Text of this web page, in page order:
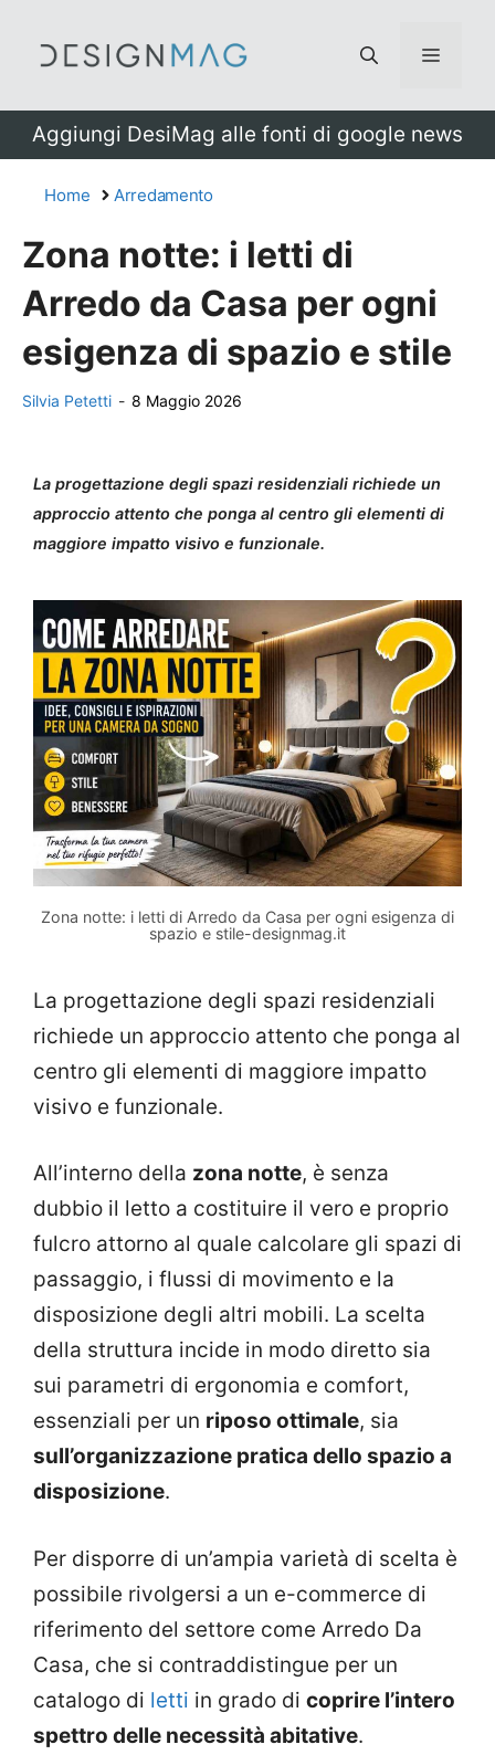
Menu
Aggiungi DesiMag alle fonti di google news
Home Arredamento
Zona notte: i letti di
Arredo da Casa per ogni
esigenza di spazio e stile
Silvia Petetti - 8 Maggio 2026
La progettazione degli spazi residenziali richiede un
approccio attento che ponga al centro gli elementi di
maggiore impatto visivo e funzionale.
Zona notte: i letti di Arredo da Casa per ogni esigenza di
spazio e stile-designmag.it
La progettazione degli spazi residenziali
richiede un approccio attento che ponga al
centro gli elementi di maggiore impatto
visivo e funzionale.
All’interno della zona notte, è senza
dubbio il letto a costituire il vero e proprio
fulcro attorno al quale calcolare gli spazi di
passaggio, i flussi di movimento e la
disposizione degli altri mobili. La scelta
della struttura incide in modo diretto sia
sui parametri di ergonomia e comfort,
essenziali per un riposo ottimale, sia
sull’organizzazione pratica dello spazio a
disposizione.
Per disporre di un’ampia varietà di scelta è
possibile rivolgersi a un e-commerce di
riferimento del settore come Arredo Da
Casa, che si contraddistingue per un
catalogo di letti in grado di coprire l’intero
spettro delle necessità abitative.